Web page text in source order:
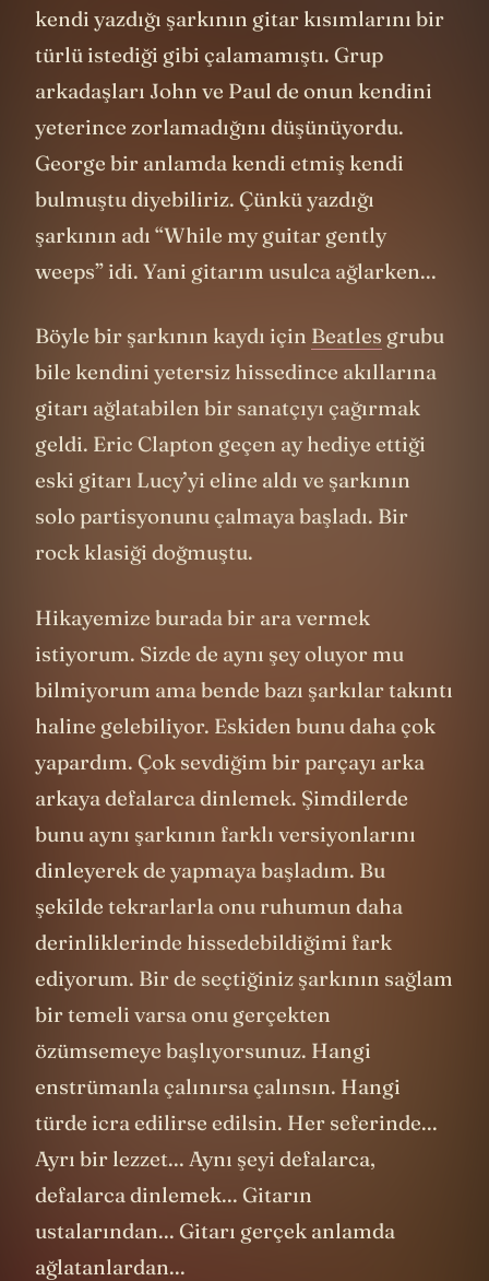
kendi yazdığı şarkının gitar kısımlarını bir
türlü istediği gibi çalamamıştı. Grup
arkadaşları John ve Paul de onun kendini
yeterince zorlamadığını düşünüyordu.
George bir anlamda kendi etmiş kendi
bulmuştu diyebiliriz. Çünkü yazdığı
şarkının adı “While my guitar gently
weeps” idi. Yani gitarım usulca ağlarken...
Böyle bir şarkının kaydı için Beatles grubu
bile kendini yetersiz hissedince akıllarına
gitarı ağlatabilen bir sanatçıyı çağırmak
geldi. Eric Clapton geçen ay hediye ettiği
eski gitarı Lucy’yi eline aldı ve şarkının
solo partisyonunu çalmaya başladı. Bir
rock klasiği doğmuştu.
Hikayemize burada bir ara vermek
istiyorum. Sizde de aynı şey oluyor mu
bilmiyorum ama bende bazı şarkılar takıntı
haline gelebiliyor. Eskiden bunu daha çok
yapardım. Çok sevdiğim bir parçayı arka
arkaya defalarca dinlemek. Şimdilerde
bunu aynı şarkının farklı versiyonlarını
dinleyerek de yapmaya başladım. Bu
şekilde tekrarlarla onu ruhumun daha
derinliklerinde hissedebildiğimi fark
ediyorum. Bir de seçtiğiniz şarkının sağlam
bir temeli varsa onu gerçekten
özümsemeye başlıyorsunuz. Hangi
enstrümanla çalınırsa çalınsın. Hangi
türde icra edilirse edilsin. Her seferinde...
Ayrı bir lezzet... Aynı şeyi defalarca,
defalarca dinlemek... Gitarın
ustalarından... Gitarı gerçek anlamda
ağlatanlardan...